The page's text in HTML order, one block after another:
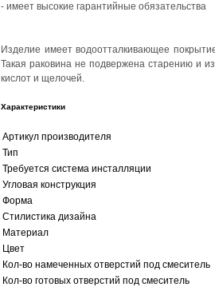
- имеет высокие гарантийные обязательства
Изделие имеет водоотталкивающее
Такая раковина не подвержена старению и
кислот и щелочей.
Характеристики
Артикул производителя
Тип
Требуется система инсталляции
Угловая конструкция
Форма
Стилистика дизайна
Материал
Цвет
Кол-во намеченных отверстий под смеситель
Кол-во готовых отверстий под смеситель